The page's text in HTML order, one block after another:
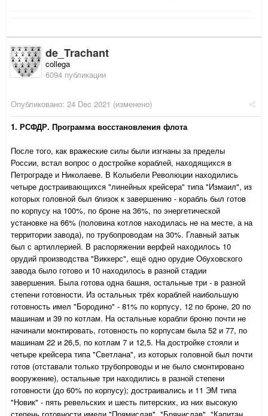
de_Trachant
collega
6094 публикации
Опубликовано: 24 Dec 2021 (изменено)
1. РСФДР. Программа восстановления флота
После того, как вражеские силы были изгнаны за пределы
России, встал вопрос о достройке кораблей, находящихся в
Петрограде и Николаеве. В Колыбели Революции находились
четыре достраивающихся "линейных крейсера" типа "Измаил", из
которых головной был близок к завершению - корабль был готов
по корпусу на 100%, по броне на 36%, по энергетической
установке на 66% (половина котлов находилась не на месте, а на
территории завода), по трубопроводам на 30%. Главный затык
был с артиллерией. В распоряжении верфей находилось 10
орудий производства "Виккерс", ещё одно орудие Обуховского
завода было готово и 10 находилось в разной стадии
завершения. Была готова одна башня, остальные три - в разной
степени готовности. Из остальных трёх кораблей наибольшую
готовность имел "Бородино" - 81% по корпусу, 12 по броне, 20 по
машинам и 39 по котлам. На остальные корабли броню почти не
начинали монтировать, готовность по корпусам была 52 и 77, по
машинам 22 и 26,5, по котлам 7 и 12,5. На достройке стояли и
четыре крейсера типа "Светлана", из которых головной был почти
готов (отставали только трубопроводы и не было смонтировано
вооружение), остальные три находились в разной степени
готовности (до 60% по корпусу); достраивались и 11 ЭМ типа
"Новик" - пять ревельских и шесть питерских, из них высокую